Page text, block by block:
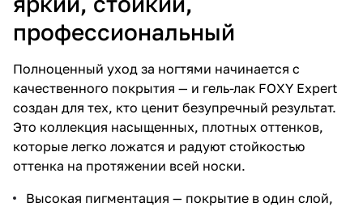
профессиональный
Полноценный уход за ногтями начинается с
качественного покрытия — и гель-лак FOXY Expert
создан для тех, кто ценит безупречный результат.
Это коллекция насыщенных, плотных оттенков,
которые легко ложатся и радуют стойкостью
оттенка на протяжении всей носки.
Высокая пигментация — покрытие в один слой,